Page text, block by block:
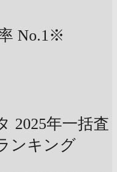
No.1※
2025年一括査
ンキング